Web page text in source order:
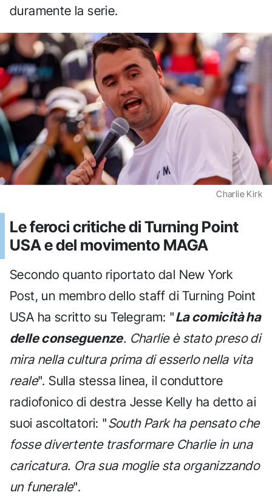
duramente la serie.
Charlie Kirk
Le feroci critiche di Turning Point
USA e del movimento MAGA
Secondo quanto riportato dal New York
Post, un membro dello staff di Turning Point
USA ha scritto su Telegram: "La comicità ha
delle conseguenze. Charlie è stato preso di
mira nella cultura prima di esserlo nella vita
reale". Sulla stessa linea, il conduttore
radiofonico di destra Jesse Kelly ha detto ai
suoi ascoltatori: "South Park ha pensato che
fosse divertente trasformare Charlie in una
caricatura. Ora sua moglie sta organizzando
un funerale".